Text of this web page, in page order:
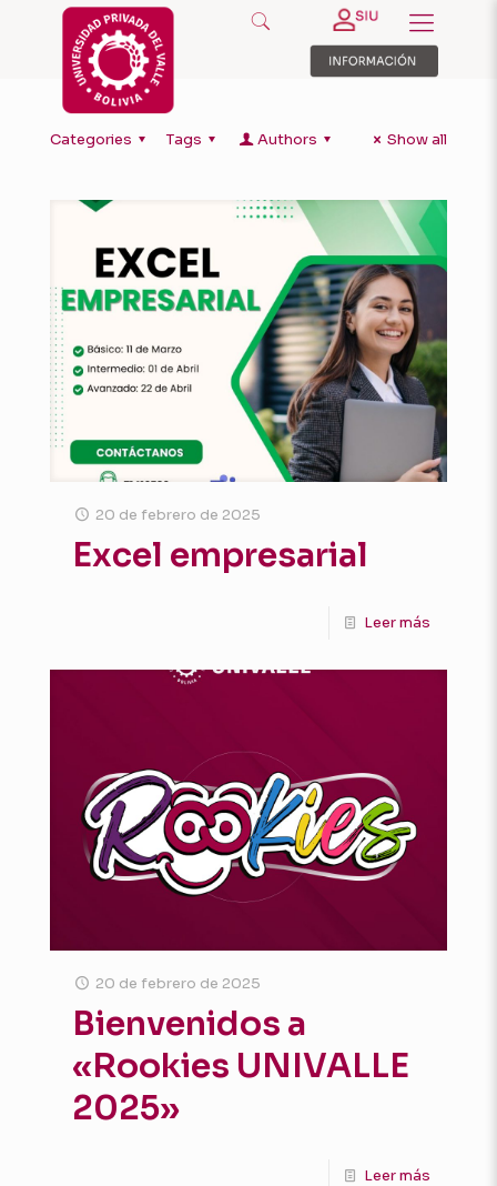
Categories Tags Authors Show all
20 de febrero de 2025
Excel empresarial
Leer más
20 de febrero de 2025
Bienvenidos a
«Rookies UNIVALLE
2025»
Leer más